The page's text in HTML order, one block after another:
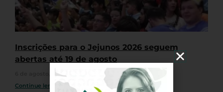
Inscrições para o Jejunos 2026 seguem
abertas até 19 de agosto
6 de agosto, 2026
Nenhum comentário
Continue lendo »